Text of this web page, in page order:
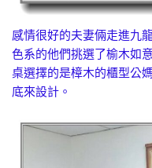
感情很好的夫妻倆走進九
色系的他們挑選了榆木如
桌選擇的是樟木的櫃型公
底來設計。